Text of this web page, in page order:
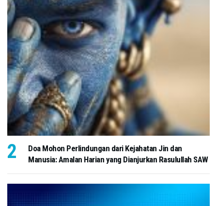
Doa Mohon Perlindungan dari Kejahatan Jin dan
Manusia: Amalan Harian yang Dianjurkan Rasulullah SAW